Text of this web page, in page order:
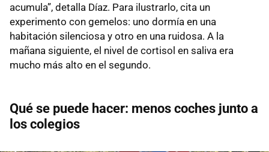
acumula”, detalla Díaz. Para ilustrarlo, cita un
experimento con gemelos: uno dormía en una
habitación silenciosa y otro en una ruidosa. A la
mañana siguiente, el nivel de cortisol en saliva era
mucho más alto en el segundo.
Qué se puede hacer: menos coches junto a
los colegios